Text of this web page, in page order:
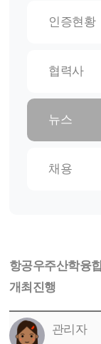
인증현황
협력사
뉴스
채용
항공우주산학융
개최진행
관리자